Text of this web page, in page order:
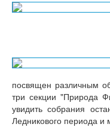
посвящен различным
три секции "Природа
увидить собрания
Ледникового периода и